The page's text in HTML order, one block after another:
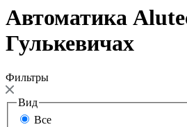
Автоматика
Гулькевичах
Фильтры
Вид
Все